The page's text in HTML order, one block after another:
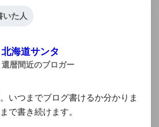
いた人
北海道サンタ
還暦間近のブロガー
いつまでブログ書けるか分かりま
で書き続けます。